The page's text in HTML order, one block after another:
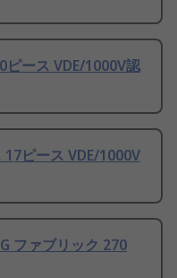
ピース VDE/1000V認
ピース VDE/1000V
ファブリック 270